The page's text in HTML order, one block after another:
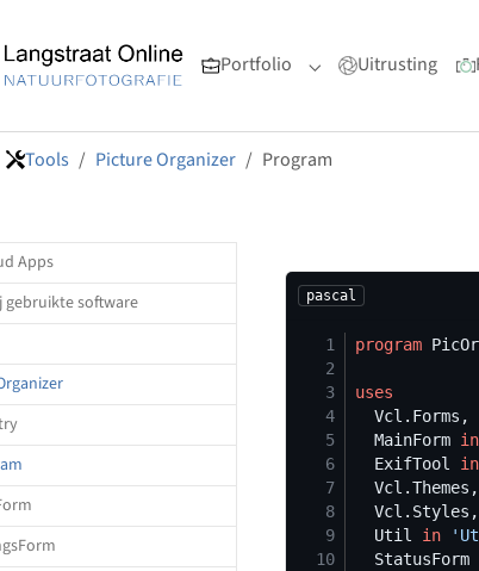
Portfolio
Submenu for
Uitrusting
Tools Picture Organizer Program
pascal
1 program
2
3
uses
4
5
  MainForm
in
6
  ExifTool
in
7
8
9
  Util
in '
10
  StatusForm
Apps
gebruikte software